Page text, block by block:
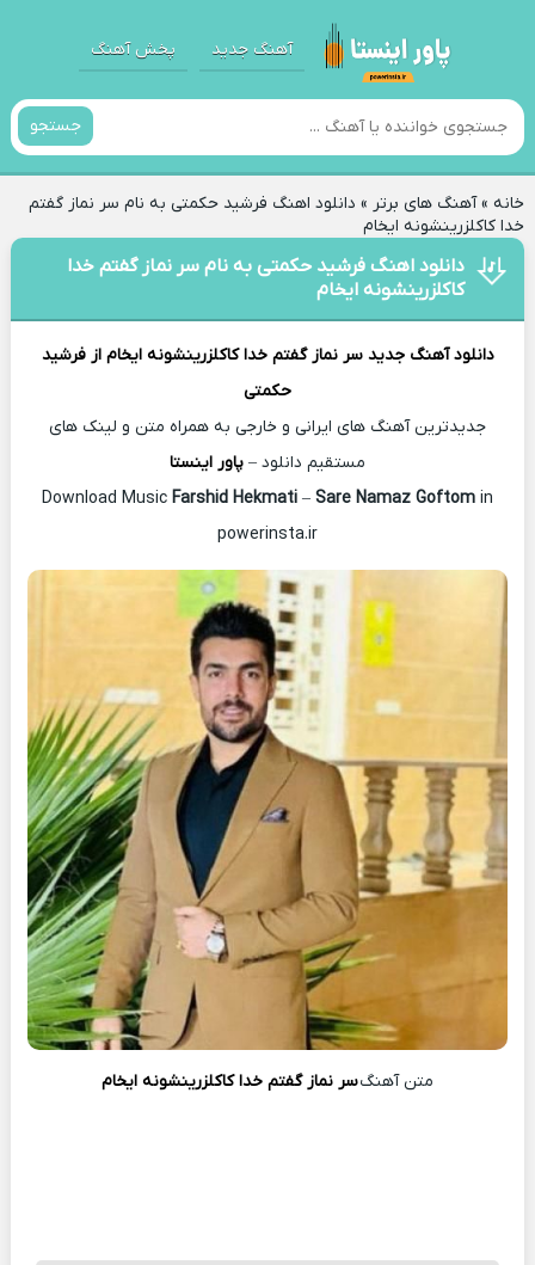
آهنگ جدید پخش آهنگ
جستجو
خانه»آهنگ های برتر » دانلود اهنگ فرشید حکمتی به نام سر نماز گفتم
خدا کاکلزرینشونه ایخام
دانلود اهنگ فرشید حکمتی به نام سر نماز گفتم خدا
کاکلزرینشونه ایخام
دانلود آهنگ جدید سر نماز گفتم خدا کاکلزرینشونه ایخام ازفرشید
حکمتی
جدیدترین آهنگ های ایرانی و خارجی به همراه متن و لینک های
مستقیم دانلود – پاور اینستا
Farshid Hekmati– Sare Namaz Goftom in
powerinsta.ir
متن آهنگسر نماز گفتم خدا کاکلزرینشونه ایخام